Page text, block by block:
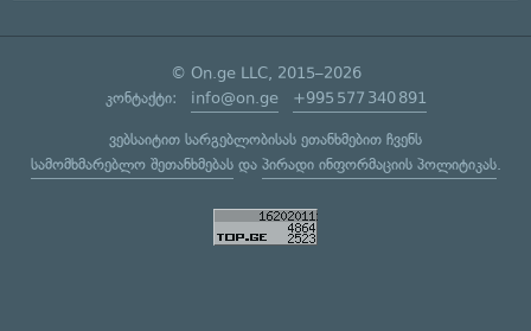
© On.ge LLC, 2015–2026
კონტაქტი: info@on.ge +995 577 340 891
ვებსაიტით სარგებლობისას ეთანხმებით ჩვენს
სამომხმარებლო შეთანხმებასდა პირადი ინფორმაციის პოლიტიკას.